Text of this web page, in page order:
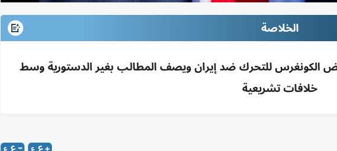
الخلاصة
طلب تفويض الكونغرس للتحرك ضد إيران ويصف المطالب بغير الدستورية وسط
خلافات تشريعية